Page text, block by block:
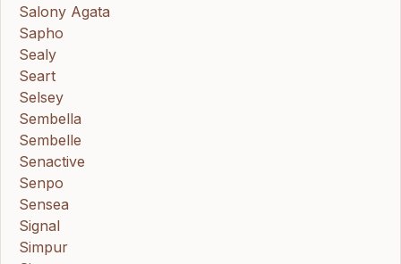
Salony Agata
Sapho
Sealy
Seart
Selsey
Sembella
Sembelle
Senactive
Senpo
Sensea
Signal
Simpur